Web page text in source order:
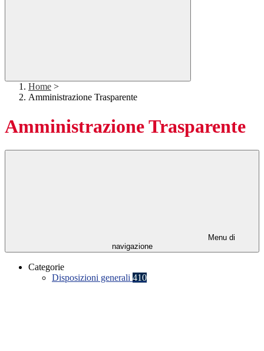
Home >
Amministrazione Trasparente
Amministrazione Trasparente
Menu di
navigazione
Categorie
Disposizioni generali 410